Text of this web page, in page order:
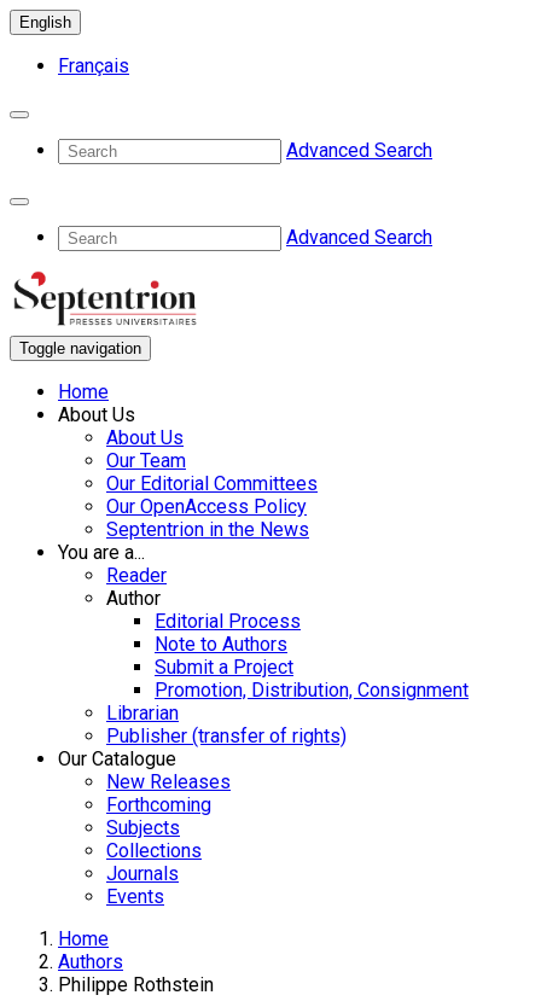
English
Français
Advanced Search
Advanced Search
Toggle navigation
Home
About Us
About Us
Our Team
Our Editorial Committees
Our OpenAccess Policy
Septentrion in the News
You are a...
Reader
Author
Editorial Process
Note to Authors
Submit a Project
Promotion, Distribution, Consignment
Librarian
Publisher (transfer of rights)
Our Catalogue
New Releases
Forthcoming
Subjects
Collections
Journals
Events
Home
Authors
Philippe Rothstein